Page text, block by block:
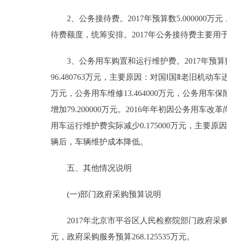
2、公务接待费。2017年预算数5.000000万元
待费额度，统筹安排。2017年公务接待费主要用
3、公务用车购置和运行维护费。2017年预算
96.480763万元，主要原因：对国Ⅰ国Ⅱ老旧机动
万元，公务用车维修13.464000万元，公务用车保
增加79.200000万元。2016年年初因公务用车改
用车运行维护费实际减少0.175000万元，主要原
辆后，车辆维护成本降低。
五、其他情况说明
(一)部门政府采购预算说明
2017年北京市平谷区人民检察院部门政府采购
元，政府采购服务预算268.125535万元。